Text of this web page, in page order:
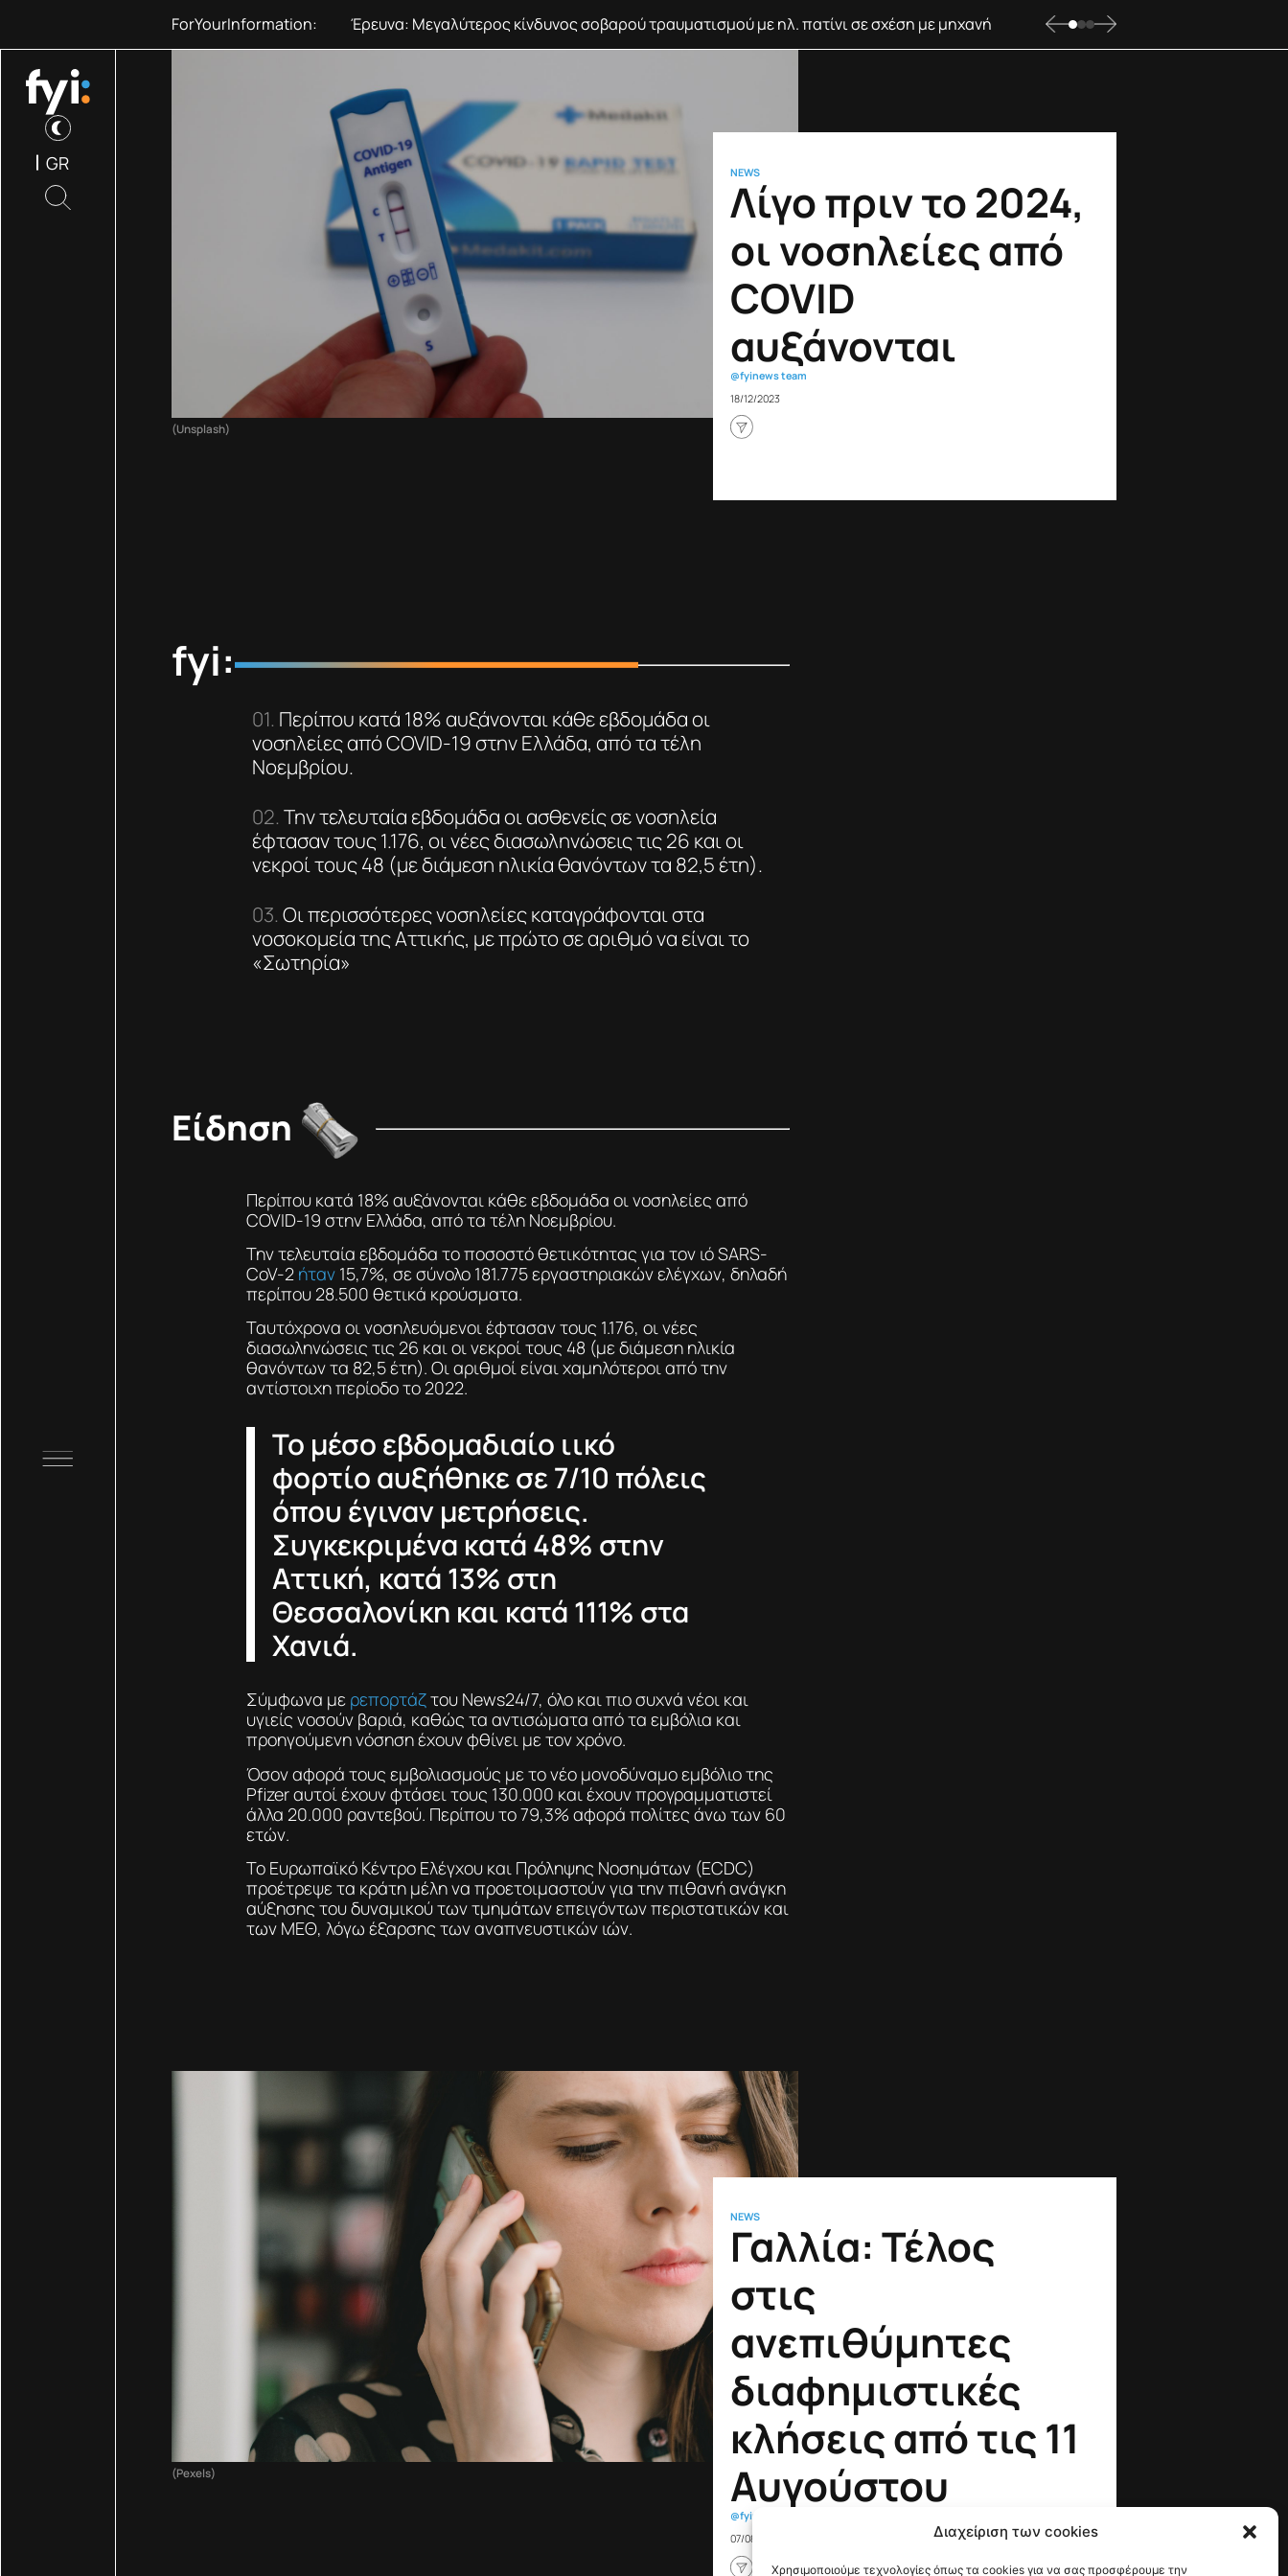
Διαχείριση των cookies
Χρησιμοποιούμε τεχνολογίες όπως τα cookies για να σας προσφέρουμε την
GR
ForYourInformation: ΟΟΣΑ: Στην Ελλάδα η μεγαλύτερη πτώση πραγματικού εισοδήματος
(Unsplash)
NEWS
Λίγο πριν το 2024,
οι νοσηλείες από
COVID
αυξάνονται
@fyinews team
18/12/2023
fyi:
Περίπου κατά 18% αυξάνονται κάθε εβδομάδα οι
νοσηλείες από COVID-19 στην Ελλάδα, από τα τέλη
Νοεμβρίου.
Την τελευταία εβδομάδα οι ασθενείς σε νοσηλεία
έφτασαν τους 1.176, οι νέες διασωληνώσεις τις 26 και οι
νεκροί τους 48 (με διάμεση ηλικία θανόντων τα 82,5 έτη).
Οι περισσότερες νοσηλείες καταγράφονται στα
νοσοκομεία της Αττικής, με πρώτο σε αριθμό να είναι το
«Σωτηρία»
Είδηση
Περίπου κατά 18% αυξάνονται κάθε εβδομάδα οι νοσηλείες από
COVID-19 στην Ελλάδα, από τα τέλη Νοεμβρίου.
Την τελευταία εβδομάδα το ποσοστό θετικότητας για τον ιό SARS-
CoV-2 ήταν 15,7%, σε σύνολο 181.775 εργαστηριακών ελέγχων, δηλαδή
περίπου 28.500 θετικά κρούσματα.
Ταυτόχρονα οι νοσηλευόμενοι έφτασαν τους 1.176, οι νέες
διασωληνώσεις τις 26 και οι νεκροί τους 48 (με διάμεση ηλικία
θανόντων τα 82,5 έτη). Οι αριθμοί είναι χαμηλότεροι από την
αντίστοιχη περίοδο το 2022.
Το μέσο εβδομαδιαίο ιικό
φορτίο αυξήθηκε σε 7/10 πόλεις
όπου έγιναν μετρήσεις.
Συγκεκριμένα κατά 48% στην
Αττική, κατά 13% στη
Θεσσαλονίκη και κατά 111% στα
Χανιά.
Σύμφωνα με ρεπορτάζτου News24/7, όλο και πιο συχνά νέοι και
υγιείς νοσούν βαριά, καθώς τα αντισώματα από τα εμβόλια και
προηγούμενη νόσηση έχουν φθίνει με τον χρόνο.
Όσον αφορά τους εμβολιασμούς με το νέο μονοδύναμο εμβόλιο της
Pfizer αυτοί έχουν φτάσει τους 130.000 και έχουν προγραμματιστεί
άλλα 20.000 ραντεβού. Περίπου το 79,3% αφορά πολίτες άνω των 60
ετών.
Το Ευρωπαϊκό Κέντρο Ελέγχου και Πρόληψης Νοσημάτων (ECDC)
προέτρεψε τα κράτη μέλη να προετοιμαστούν για την πιθανή ανάγκη
αύξησης του δυναμικού των τμημάτων επειγόντων περιστατικών και
των ΜΕΘ, λόγω έξαρσης των αναπνευστικών ιών.
(Pexels)
NEWS
Γαλλία: Τέλος
στις
ανεπιθύμητες
διαφημιστικές
κλήσεις από τις 11
Αυγούστου
@fyinews team
07/08/2026